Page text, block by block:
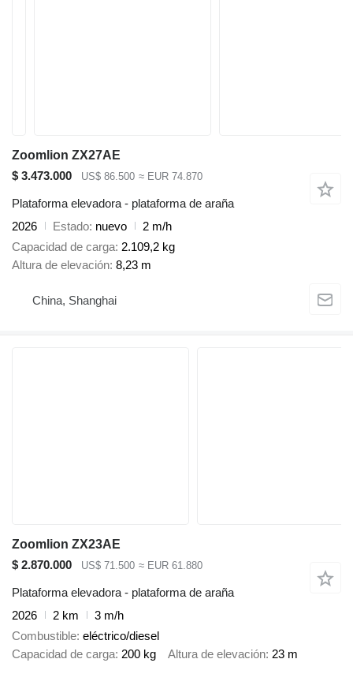
Zoomlion ZX27AE
$ 3.473.000
US$ 86.500 ≈ EUR 74.870
Plataforma elevadora - plataforma de araña
2026
Estado nuevo
2 m/h
Capacidad de carga 2.109,2 kg
Altura de elevación 8,23 m
China, Shanghai
Zoomlion ZX23AE
$ 2.870.000
US$ 71.500 ≈ EUR 61.880
Plataforma elevadora - plataforma de araña
2026
2 km
3 m/h
Combustible eléctrico/diesel
Capacidad de carga 200 kg Altura de elevación 23 m